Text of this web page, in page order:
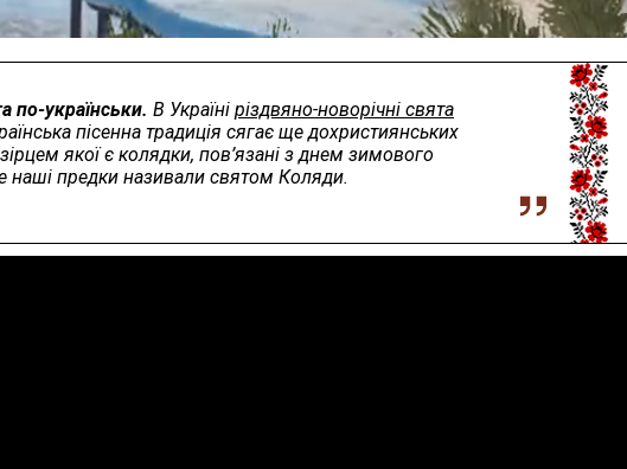
по-українськи. В Україні різдвяно-новорічні свята
пісенна традиція сягає ще дохристиянських
якої є колядки, пов’язані з днем зимового
наші предки називали святом Коляди.